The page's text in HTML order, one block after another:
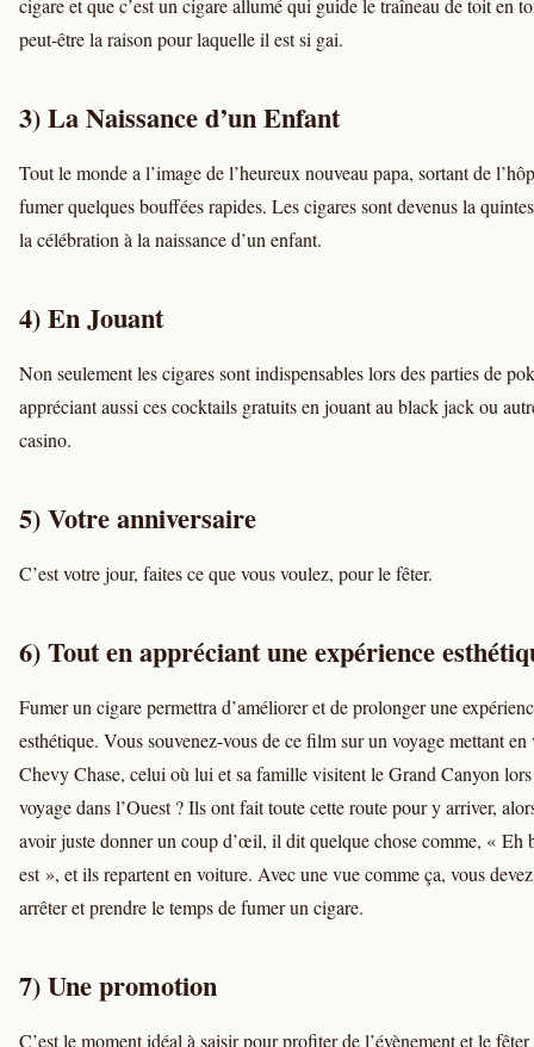
cigare et que c’est un cigare allumé qui guide le traîneau de toit en
peut-être la raison pour laquelle il est si gai.
3) La Naissance d’un Enfant
Tout le monde a l’image de l’heureux nouveau papa, sortant de
fumer quelques bouffées rapides. Les cigares sont devenus la
la célébration à la naissance d’un enfant.
4) En Jouant
Non seulement les cigares sont indispensables lors des parties de
appréciant aussi ces cocktails gratuits en jouant au black jack ou
casino.
5) Votre anniversaire
C’est votre jour, faites ce que vous voulez, pour le fêter.
6) Tout en appréciant une expérience
Fumer un cigare permettra d’améliorer et de prolonger une
esthétique. Vous souvenez-vous de ce film sur un voyage mettant en
Chevy Chase, celui où lui et sa famille visitent le Grand Canyon
voyage dans l’Ouest ? Ils ont fait toute cette route pour y arriver,
avoir juste donner un coup d’œil, il dit quelque chose comme, « Eh
est », et ils repartent en voiture. Avec une vue comme ça, vous
arrêter et prendre le temps de fumer un cigare.
7) Une promotion
C’est le moment idéal à saisir pour profiter de l’évènement et le